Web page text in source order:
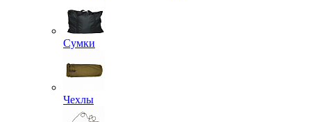
Сумки
Чехлы